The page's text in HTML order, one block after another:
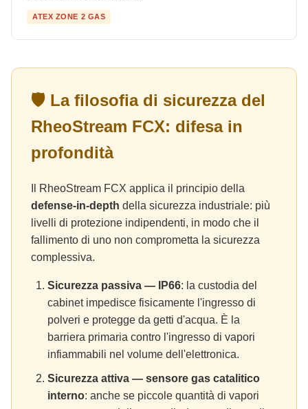
ATEX ZONE 2 GAS
🛡️ La filosofia di sicurezza del
RheoStream FCX: difesa in
profondità
Il RheoStream FCX applica il principio della
defense-in-depth della sicurezza industriale: più
livelli di protezione indipendenti, in modo che il
fallimento di uno non comprometta la sicurezza
complessiva.
Sicurezza passiva — IP66: la custodia del
cabinet impedisce fisicamente l'ingresso di
polveri e protegge da getti d'acqua. È la
barriera primaria contro l'ingresso di vapori
infiammabili nel volume dell'elettronica.
Sicurezza attiva — sensore gas catalitico
interno: anche se piccole quantità di vapori